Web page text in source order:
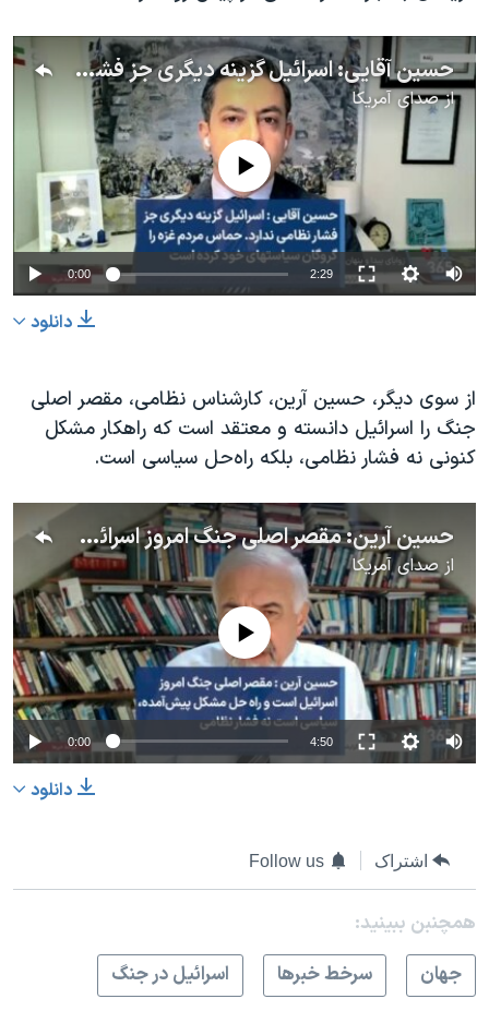
حسین آقایی: اسرائیل گزینه دیگری جز فشار نظامی ندارد. حماس مردم غزه را گروگان سیاست‌های خود کرده است
ازصدای آمریکا
No media source currently available
0:00 2:29
دانلود
از سوی دیگر، حسین آرین، کارشناس نظامی، مقصر اصلی
جنگ را اسرائیل دانسته و معتقد است که راهکار مشکل
کنونی نه فشار نظامی، بلکه راه‌حل سیاسی است.
حسین آرین: مقصر اصلی جنگ امروز اسرائیل است و راه حل مشکل پیش‌آمده، سیاسی است نه فشار نظامی
از صدای آمریکا
No media source currently available
0:00 4:50
دانلود
اشتراک Follow us
همچنبن ببینید:
جهان
سرخط خبرها اسرائیل در جنگ